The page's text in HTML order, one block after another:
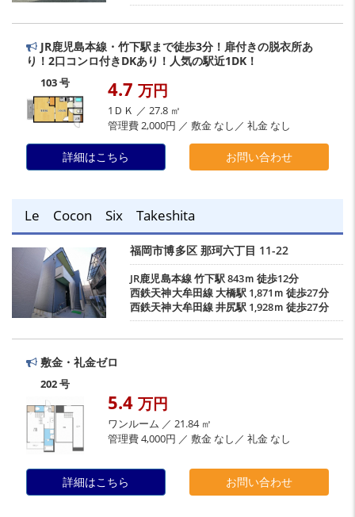
JR鹿児島本線・竹下駅まで徒歩3分！扉付きの脱衣所あ
り！2口コンロ付きDKあり！人気の駅近1DK！
103 号 4.7 万円
1ＤＫ ／ 27.8 ㎡
管理費 2,000円 ／ 敷金 なし／ 礼金 なし
詳細はこちら お問い合わせ
Le Cocon Six Takeshita
福岡市博多区 那珂六丁目 11-22
JR鹿児島本線竹下駅843ｍ 徒歩12分
西鉄天神大牟田線大橋駅1,871ｍ 徒歩27分
西鉄天神大牟田線井尻駅1,928ｍ 徒歩27分
敷金・礼金ゼロ
202 号
5.4 万円
ワンルーム ／ 21.84 ㎡
管理費 4,000円 ／ 敷金 なし／ 礼金 なし
詳細はこちら お問い合わせ